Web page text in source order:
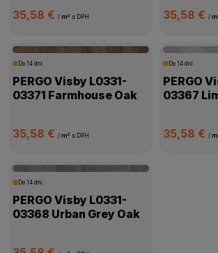
35,58 €/ m² s DPH 35,58 € /
Do 14 dní
PERGO Visby L0331-
03371 Farmhouse Oak
35,58 €/ m² s DPH
Do 14 dní
PERGO
03367
35,58 € /
Do 14 dní
PERGO Visby L0331-
03368 Urban Grey Oak